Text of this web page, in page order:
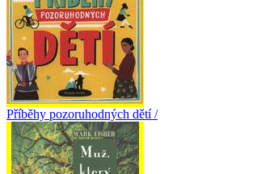
Příběhy pozoruhodných dětí /